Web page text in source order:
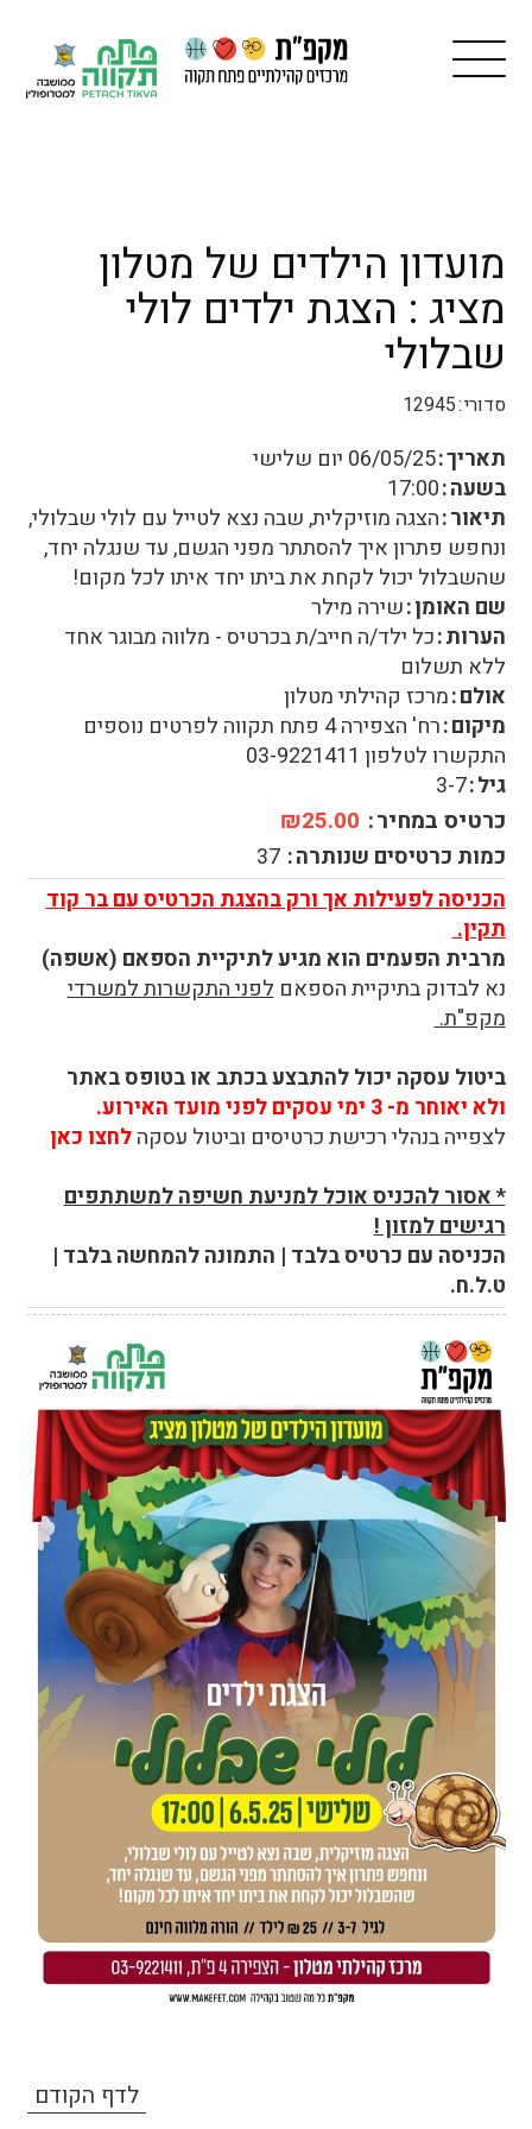
מועדון הילדים של מטלון
מציג : הצגת ילדים לולי
שבלולי
סדורי 12945
תאריך 06/05/25 יום שלישי
בשעה 17:00
תיאור הצגה מוזיקלית, שבה נצא לטייל עם לולי שבלולי,
ונחפש פתרון איך להסתתר מפני הגשם, עד שנגלה יחד,
שהשבלול יכול לקחת את ביתו יחד איתו לכל מקום!
שם האומן שירה מילר
הערות כל ילד/ה חייב/ת בכרטיס - מלווה מבוגר אחד
ללא תשלום
אולם מרכז קהילתי מטלון
מיקום
רח' הצפירה 4 פתח תקווה לפרטים נוספים
התקשרו לטלפון 03-9221411
גיל 3-7
כרטיס במחיר
כמות כרטיסים שנותרה 37
הכניסה לפעילות אך ורק בהצגת הכרטיס עם בר קוד
תקין.
מרבית הפעמים הוא מגיע לתיקיית הספאם (אשפה)
נא לבדוק בתיקיית הספאםלפני התקשרות למשרדי
מקפ"ת.
ביטול עסקה יכול להתבצע בכתב או בטופס באתר
ולא יאוחר מ- 3 ימי עסקים לפני מועד האירוע.
לצפייה בנהלי רכישת כרטיסים וביטול עסקהלחצו כאן
* אסור להכניס אוכל למניעת חשיפה למשתתפים
רגישים למזון !
הכניסה עם כרטיס בלבד | התמונה להמחשה בלבד |
ט.ל.ח.
לדף הקודם